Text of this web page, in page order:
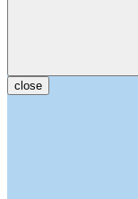
close